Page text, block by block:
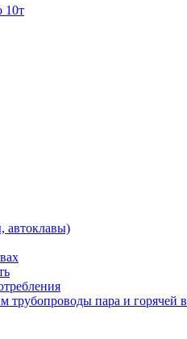
10т
автоклавы)
трубопроводы пара и горячей